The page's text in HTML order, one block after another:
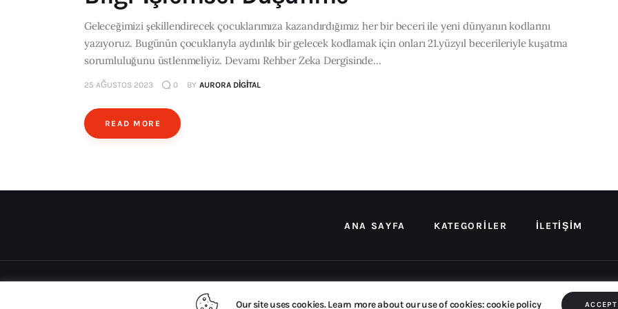
Geleceğimizi şekillendirecek çocuklarımıza kazandırdığımız her bir beceri ile yeni dünyanın kodlarını
yazıyoruz. Bugünün çocuklarıyla aydınlık bir gelecek kodlamak için onları 21.yüzyıl becerileriyle kuşatma
sorumluluğunu üstlenmeliyiz. Devamı Rehber Zeka Dergisinde...
25 AĞUSTOS 2023 0 BY AURORA DIGITAL
READ MORE
ANA SAYFA KATEGORILER İLETIŞIM
Copyright © 2026 by AxiomThemes. All rights reserved.
Our site uses cookies. Learn more about our use of cookies: cookie policy ACCEPT